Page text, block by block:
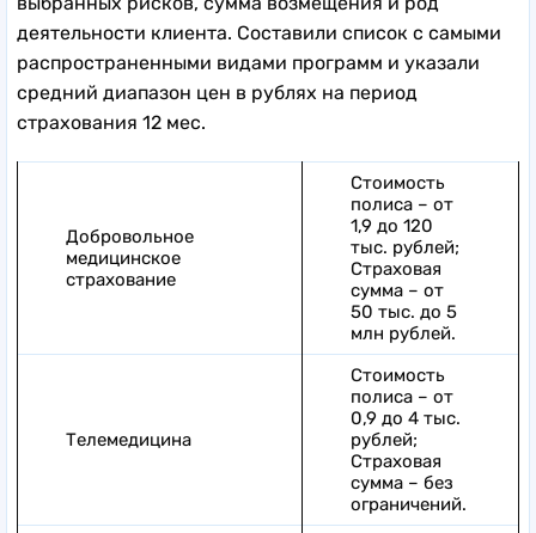
деятельности клиента. Составили список с самыми
распространенными видами программ и указали
средний диапазон цен в рублях на период
страхования 12 мес.
Добровольное
медицинское
страхование
Стоимость
полиса – от
1,9 до 120
тыс. рублей;
Страховая
сумма – от
50 тыс. до 5
млн рублей.
Телемедицина
Стоимость
полиса – от
0,9 до 4 тыс.
рублей;
Страховая
сумма – без
ограничений.